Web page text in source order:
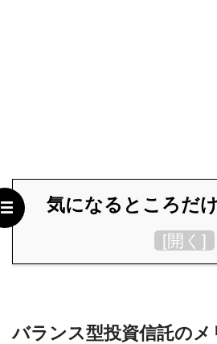
気になるところだ
[開く ]
バランス型投資信託のメ